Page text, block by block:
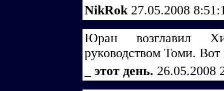
NikRok 27.05.2008
Юран возглавил
руководством Томи. Вот
_ этот день. 26.05.2008